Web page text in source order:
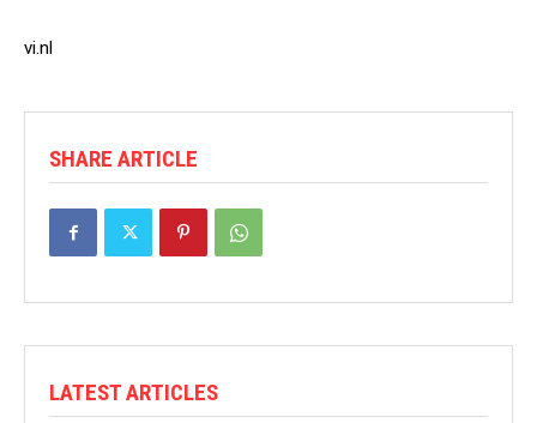
vi.nl
SHARE ARTICLE
LATEST ARTICLES